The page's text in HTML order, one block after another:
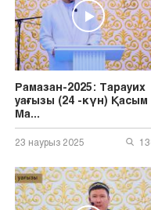
Рамазан-2025: Тарауих
уағызы (24 -күн) Қасым
Ма...
23 наурыз 2025